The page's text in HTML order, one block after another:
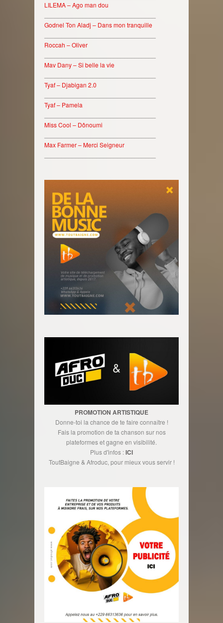
LILEMA – Ago man dou
Godnel Ton Aladj – Dans mon tranquille
Roccah – Oliver
Mav Dany – Si belle la vie
Tyaf – Djabigan 2.0
Tyaf – Pamela
Miss Cool – Dônoumi
Max Farmer – Merci Seigneur
PROMOTION ARTISTIQUE
Donne-toi la chance de te faire connaître !
Fais la promotion de ta chanson sur nos
plateformes et gagne en visibilité.
Plus d'infos :ICI
ToutBaigne & Afroduc, pour mieux vous servir !